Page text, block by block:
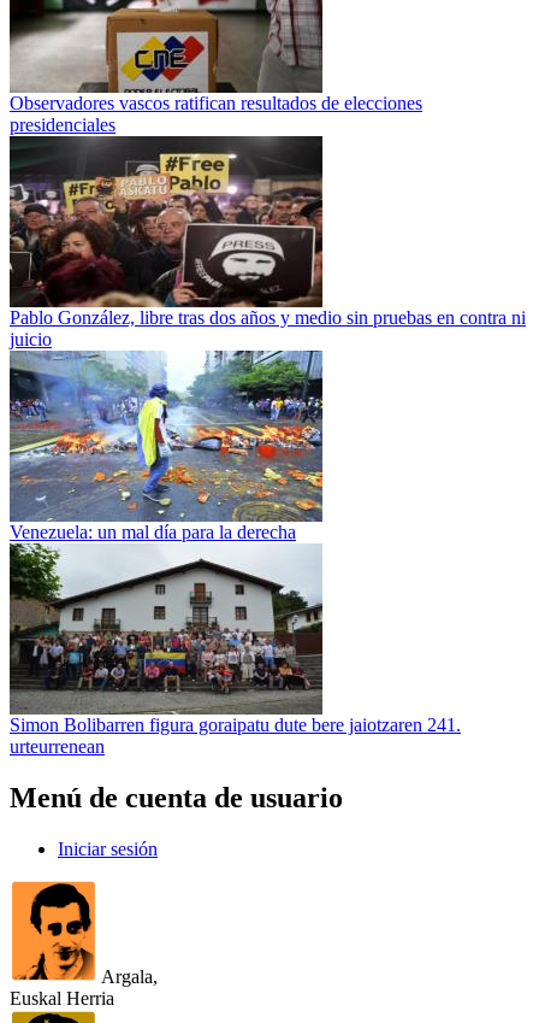
Observadores vascos ratifican resultados de elecciones
presidenciales
Pablo González, libre tras dos años y medio sin pruebas en contra ni
juicio
Venezuela: un mal día para la derecha
Simon Bolibarren figura goraipatu dute bere jaiotzaren 241.
urteurrenean
Menú de cuenta de usuario
Iniciar sesión
Argala,
Euskal Herria